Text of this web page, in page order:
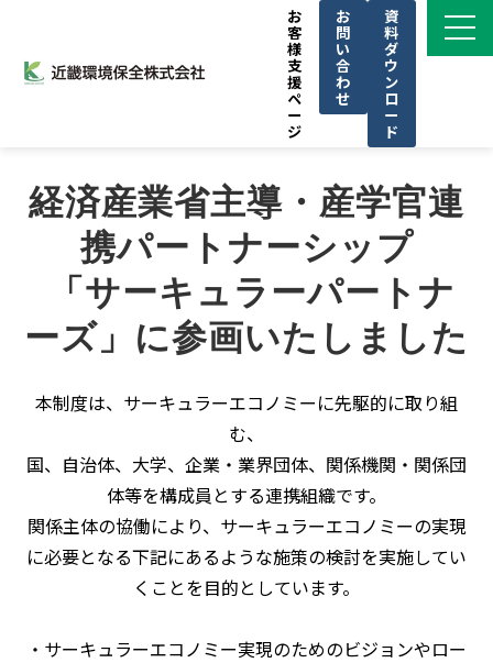
お
客
様
支
援
ペ
ー
ジ
お
問
い
合
わ
せ
資
料
ダ
ウ
ン
ロ
ー
ド
私たちの強み
導入事例
ブログ
お知らせ
CSR
セミナー
経済産業省主導・産学官連
携パートナーシップ
ーズ」に参画いたしました
本制度は、サーキュラーエコノミーに先駆的に取り組
む、
国、自治体、大学、企業・業界団体、関係機関・関係団
体等を構成員とする連携組織です。
関係主体の協働により、サーキュラーエコノミーの実現
に必要となる下記にあるような施策の検討を実施してい
くことを目的としています。
・サーキュラーエコノミー実現のためのビジョンやロー